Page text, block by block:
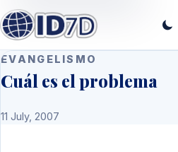
EVANGELISMO
Cuál es el problema
11 July, 2007